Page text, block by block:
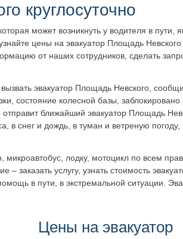
круглосуточно
может возникнуть у водителя в
цены на эвакуатор Площадь Невского
от наших сотрудников, сделать
вызвать эвакуатор Площадь Невского ,
состояние колесной базы,
ближайший эвакуатор Площадь
в снег и дождь, в туман и ветреную
лодку, мотоцикл по всем
заказать услугу, узнать стоимость
в пути, в экстремальной ситуации.
Цены на эвакуатор